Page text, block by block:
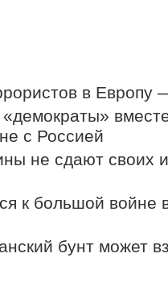
в Европу
с Россией
не сдают своих
к большой войне
бунт может